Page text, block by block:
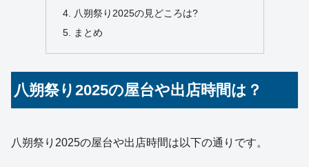
八朔祭り2025の見どころは?
まとめ
八朔祭り2025の屋台や出店時間は？
八朔祭り2025の屋台や出店時間は以下の通りです。